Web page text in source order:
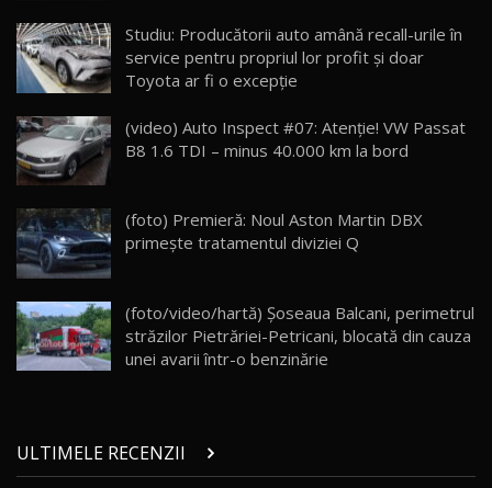
23
Lynk & Co 01 / Test Drive AutoBlog.MD
25:19
24
Van Electric Testat în Moldova / AutoBlog.MD
26:38
25
mai Exclusiv și Puternic Defender Testat în
Moldova
32:21
26
AutoBlog.MD
10:57
28
Noul Geely Monjaro 2025! Mai ieftin și mai
dotat / Test Drive AutoBlog.MD
Studiu: Producătorii auto amână recall-urile în
service pentru propriul lor profit şi doar
Toyota ar fi o excepţie
(video) Auto Inspect #07: Atenție! VW Passat
B8 1.6 TDI – minus 40.000 km la bord
(foto) Premieră: Noul Aston Martin DBX
primeşte tratamentul diviziei Q
(foto/video/hartă) Şoseaua Balcani, perimetrul
străzilor Pietrăriei-Petricani, blocată din cauza
unei avarii într-o benzinărie
ULTIMELE RECENZII